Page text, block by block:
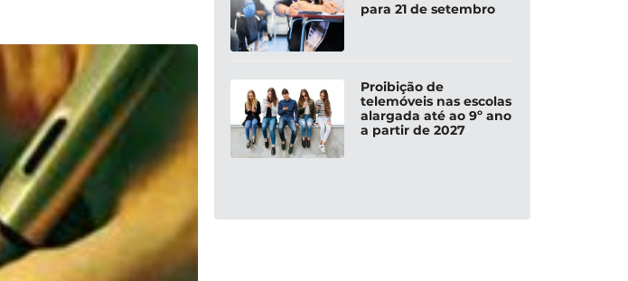
para 21 de setembro
Proibição de
telemóveis nas escolas
alargada até ao 9º ano
a partir de 2027